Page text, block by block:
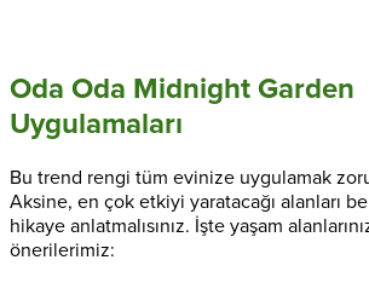
Oda Oda Midnight Garden
Uygulamaları
Bu trend rengi tüm evinize uygulamak
Aksine, en çok etkiyi yaratacağı alanları
hikaye anlatmalısınız. İşte yaşam
önerilerimiz: